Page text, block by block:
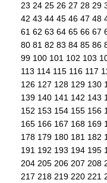
23 24 25 26 27 28 29
42 43 44 45 46 47 48
61 62 63 64 65 66 67
80 81 82 83 84 85 86
99 100 101 102 103
113 114 115 116 117
126 127 128 129 130
139 140 141 142 143
152 153 154 155 156
165 166 167 168 169
178 179 180 181 182
191 192 193 194 195
204 205 206 207 208
217 218 219 220 221